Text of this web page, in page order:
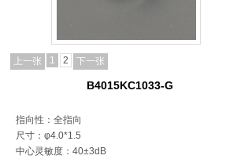
上一张 1 2 下一张
B4015KC1033-G
指向性：全指向
尺寸：φ4.0*1.5
中心灵敏度：40±3dB